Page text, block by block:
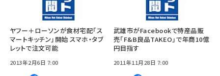
ヤフー＋ローソンが食材宅配「ス
マートキッチン」開始 スマホ・タブ
レットで注文可能
2013年2月6日 7:00
武雄市がFacebookで特産品販
売「F&B良品TAKEO」で年商10億
円目指す
2011年11月28日 7:00